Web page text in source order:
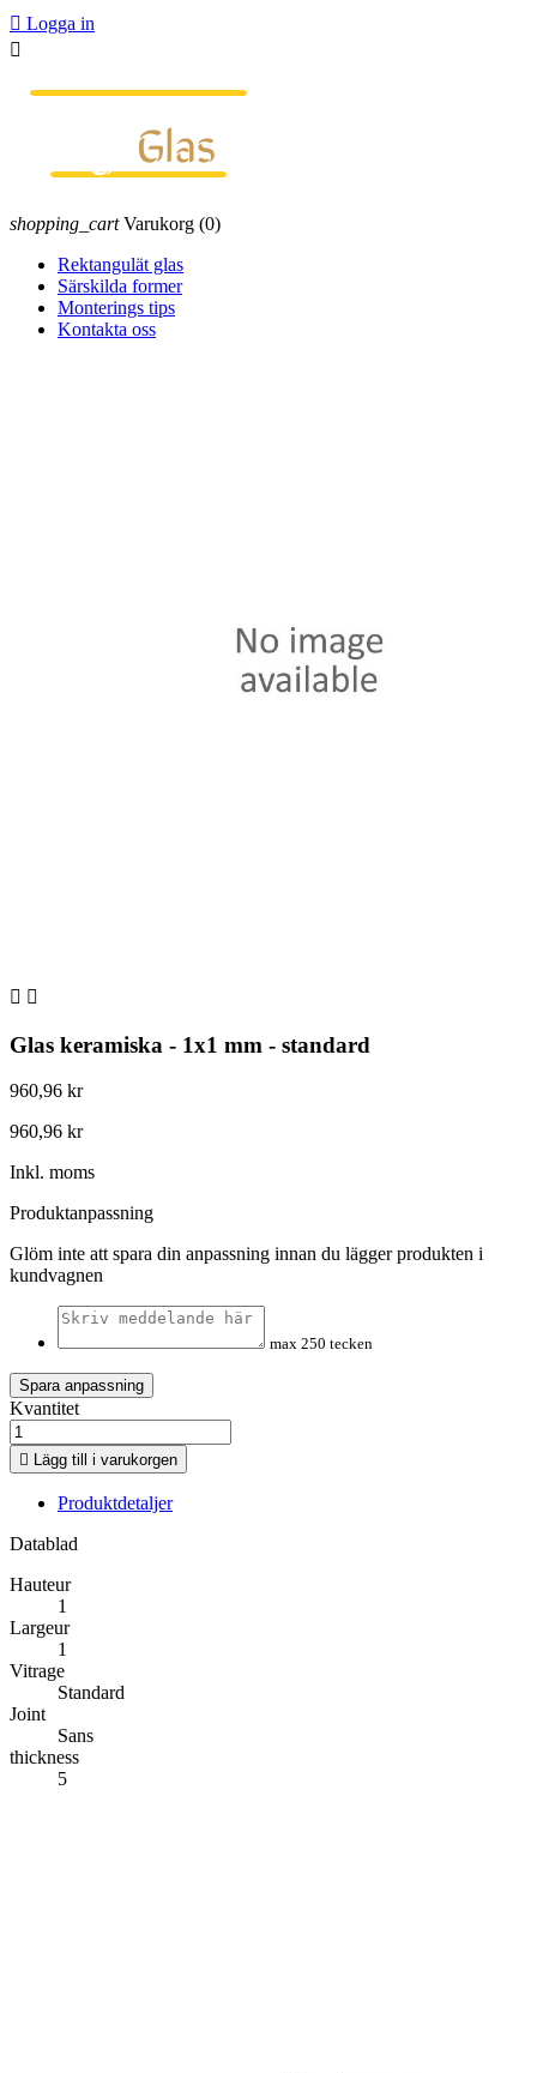
 Logga in

shopping_cart Varukorg (0)
Rektangulät glas
Särskilda former
Monterings tips
Kontakta oss
 
Glas keramiska - 1x1 mm - standard
960,96 kr
960,96 kr
Inkl. moms
Produktanpassning
Glöm inte att spara din anpassning innan du lägger produkten i
kundvagnen
max 250 tecken
Spara anpassning
Kvantitet
 Lägg till i varukorgen
Produktdetaljer
Datablad
Hauteur
1
Largeur
1
Vitrage
Standard
Joint
Sans
thickness
5